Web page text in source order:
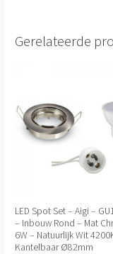
Gerelateerde
LED Spot Set – Aigi –
– Inbouw Rond – Mat
6W – Natuurlijk Wit
Kantelbaar Ø82mm